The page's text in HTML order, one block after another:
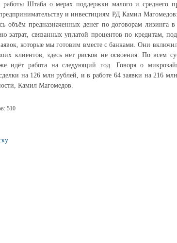
Штаба о мерах поддержки малого и среднего
и инвестициям РД Камил
объём предназначенных денег по договорам лизинга
затрат, связанных уплатой процентов по кредитам,
которые мы готовим вместе с банками. Они
клиентов, здесь нет рисков не освоения. По всем
идёт работа на следующий год. Говоря о
на 126 млн рублей, и в работе 64 заявки на 216
Камил Магомедов.
510